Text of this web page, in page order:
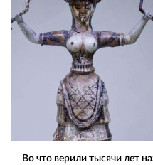
Во что верили тысячи лет